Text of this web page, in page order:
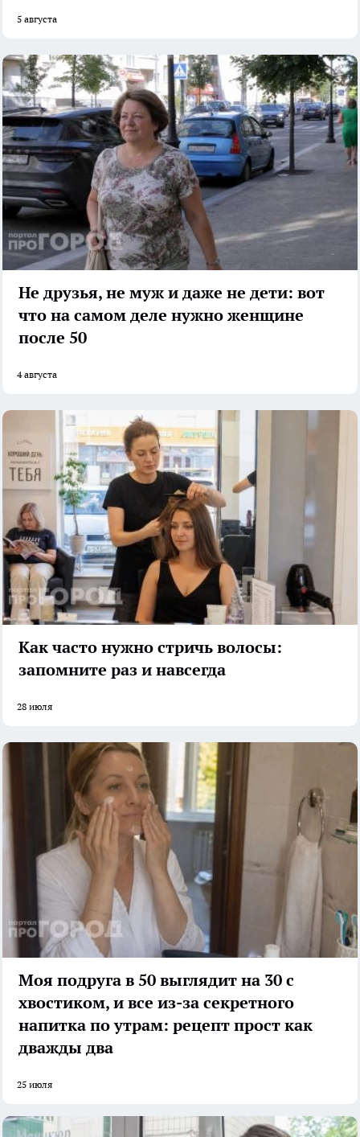
5 августа
Не друзья, не муж и даже не дети: вот
что на самом деле нужно женщине
после 50
4 августа
Как часто нужно стричь волосы:
запомните раз и навсегда
28 июля
Моя подруга в 50 выглядит на 30 с
хвостиком, и все из-за секретного
напитка по утрам: рецепт прост как
дважды два
25 июля